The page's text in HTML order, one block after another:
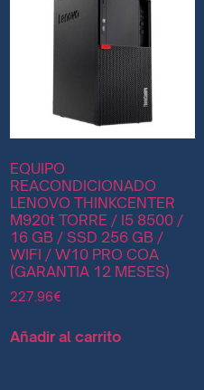
EQUIPO
REACONDICIONADO
LENOVO THINKCENTER
M920t TORRE / I5 8500 /
16 GB / SSD 256 GB /
WIFI / W10 PRO COA
(GARANTIA 12 MESES)
227.96€
Añadir al carrito